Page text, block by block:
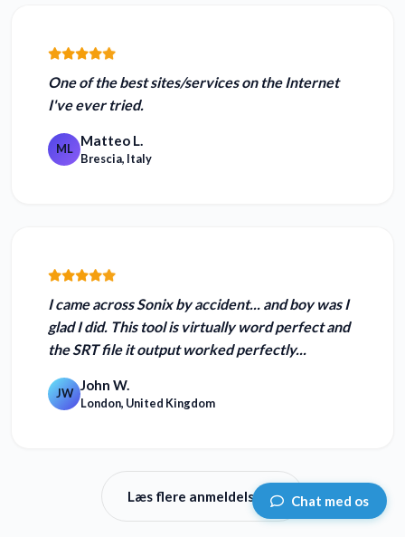
One of thebest sites/services on the Internet
I've ever tried.
ML Matteo L.
Brescia, Italy
I came across Sonix by accident... and boy was I
glad I did. This tool is virtually word perfectand
the SRT file it output worked perfectly...
JW John W.
London, United Kingdom
Læs flere anmeldelser Chat med os